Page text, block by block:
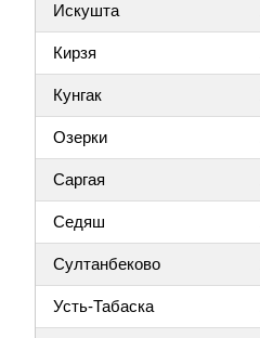
Искушта
Кирзя
Кунгак
Озерки
Саргая
Седяш
Султанбеково
Усть-Табаска